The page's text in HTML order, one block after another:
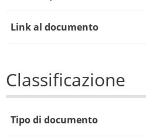
Link al documento
Classificazione
Tipo di documento